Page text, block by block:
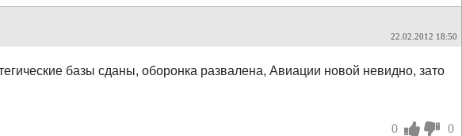
22.02.2012 18:50
базы сданы, оборонка развалена, Авиации новой невидно, зато
0 0